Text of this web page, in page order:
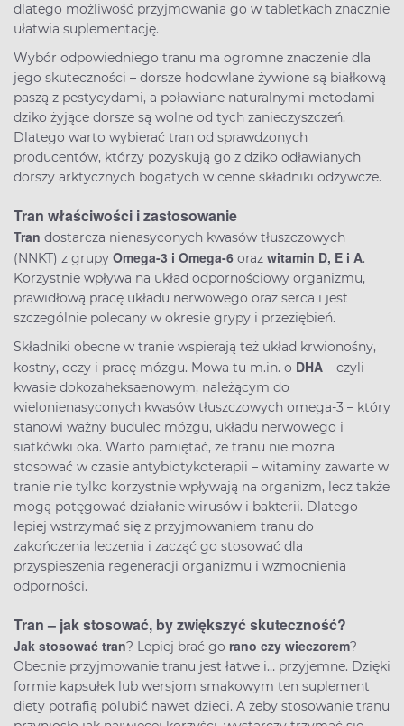
dlatego możliwość przyjmowania go w tabletkach znacznie
ułatwia suplementację.
Wybór odpowiedniego tranu ma ogromne znaczenie dla
jego skuteczności – dorsze hodowlane żywione są białkową
paszą z pestycydami, a poławiane naturalnymi metodami
dziko żyjące dorsze są wolne od tych zanieczyszczeń.
Dlatego warto wybierać tran od sprawdzonych
producentów, którzy pozyskują go z dziko odławianych
dorszy arktycznych bogatych w cenne składniki odżywcze.
Tran właściwości i zastosowanie
Tran dostarcza nienasyconych kwasów tłuszczowych
(NNKT) z grupy Omega-3 i Omega-6 oraz witamin D, E i A.
Korzystnie wpływa na układ odpornościowy organizmu,
prawidłową pracę układu nerwowego oraz serca i jest
szczególnie polecany w okresie grypy i przeziębień.
Składniki obecne w tranie wspierają też układ krwionośny,
kostny, oczy i pracę mózgu. Mowa tu m.in. o DHA – czyli
kwasie dokozaheksaenowym, należącym do
wielonienasyconych kwasów tłuszczowych omega-3 – który
stanowi ważny budulec mózgu, układu nerwowego i
siatkówki oka. Warto pamiętać, że tranu nie można
stosować w czasie antybiotykoterapii – witaminy zawarte w
tranie nie tylko korzystnie wpływają na organizm, lecz także
mogą potęgować działanie wirusów i bakterii. Dlatego
lepiej wstrzymać się z przyjmowaniem tranu do
zakończenia leczenia i zacząć go stosować dla
przyspieszenia regeneracji organizmu i wzmocnienia
odporności.
Tran – jak stosować, by zwiększyć skuteczność?
Jak stosować tran? Lepiej brać go rano czy wieczorem?
Obecnie przyjmowanie tranu jest łatwe i… przyjemne. Dzięki
formie kapsułek lub wersjom smakowym ten suplement
diety potrafią polubić nawet dzieci. A żeby stosowanie tranu